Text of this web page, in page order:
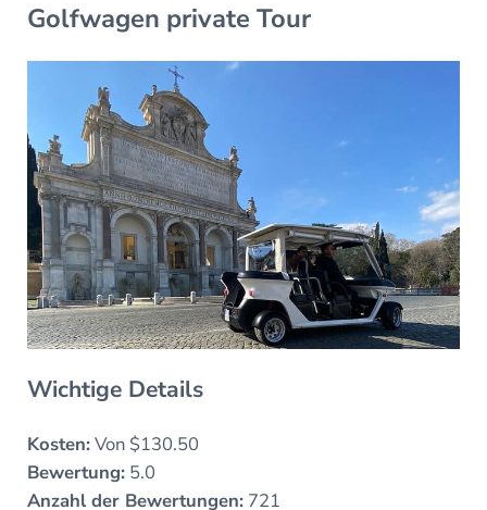
Golfwagen private Tour
Wichtige Details
Kosten:Von $130.50
Bewertung:5.0
Anzahl der Bewertungen:721